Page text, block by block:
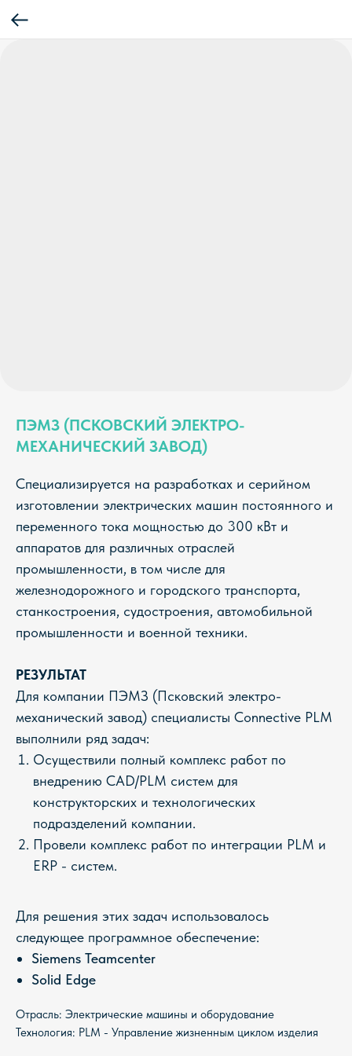
ПЭМЗ (ПСКОВСКИЙ ЭЛЕКТРО-
МЕХАНИЧЕСКИЙ ЗАВОД)
Специализируется на разработках и серийном
изготовлении электрических машин постоянного и
переменного тока мощностью до 300 кВт и
аппаратов для различных отраслей
промышленности, в том числе для
железнодорожного и городского транспорта,
станкостроения, судостроения, автомобильной
промышленности и военной техники.
РЕЗУЛЬТАТ
Для компании ПЭМЗ (Псковский электро-
механический завод) специалисты Connective PLM
выполнили ряд задач:
Осуществили полный комплекс работ по
внедрению CAD/PLM систем для
конструкторских и технологических
подразделений компании.
Провели комплекс работ по интеграции PLM и
ERP - систем.
Для решения этих задач использовалось
следующее программное обеспечение:
Siemens Teamcenter
Solid Edge
Отрасль: Электрические машины и оборудование
Технология: PLM - Управление жизненным циклом изделия